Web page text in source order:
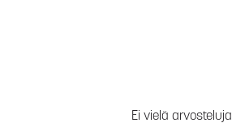
Ei vielä arvosteluja